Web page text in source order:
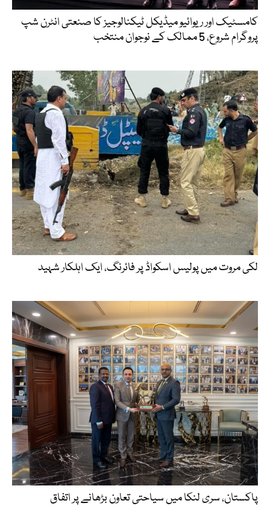
کامسٹیک اور ریوائیو میڈیکل ٹیکنالوجیز کا صنعتی انٹرن شپ
پروگرام شروع، 5 ممالک کے نوجوان منتخب
لکی مروت میں پولیس اسکواڈ پر فائرنگ، ایک اہلکار شہید
پاکستان، سری لنکا میں سیاحتی تعاون بڑھانے پر اتفاق